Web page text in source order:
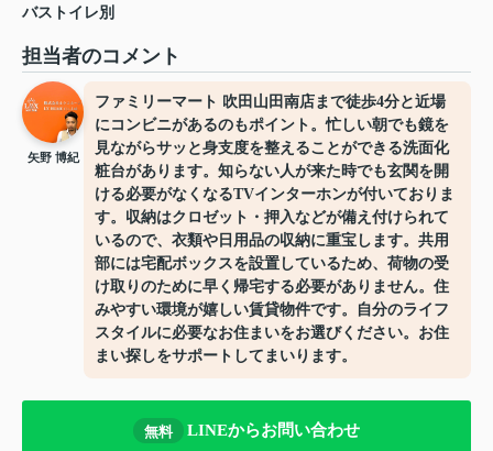
バストイレ別
担当者のコメント
矢野 博紀
ファミリーマート 吹田山田南店まで徒歩4分と近場
にコンビニがあるのもポイント。忙しい朝でも鏡を
見ながらサッと身支度を整えることができる洗面化
粧台があります。知らない人が来た時でも玄関を開
ける必要がなくなるTVインターホンが付いておりま
す。収納はクロゼット・押入などが備え付けられて
いるので、衣類や日用品の収納に重宝します。共用
部には宅配ボックスを設置しているため、荷物の受
け取りのために早く帰宅する必要がありません。住
みやすい環境が嬉しい賃貸物件です。自分のライフ
スタイルに必要なお住まいをお選びください。お住
まい探しをサポートしてまいります。
無料 LINEからお問い合わせ